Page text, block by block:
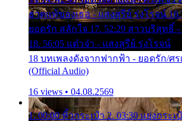
ธาตุแท้ของเธอ - แสงสุรีย์ รุ่งโรจน์
ยอดรัก สลักใจ 17. 52:29 สาวบริสุทธิ์
18. 56:05 แต๋วจ๋า - แสงสุรีย์ รุ่งโรจน์
18 บทเพลงดังจากฟากฟ้า - ยอดรัก/ศ
(Official Audio)
16 views • 04.08.2569
1. 00:00 หิ้วกระเป๋า 2. 03:30 แย่งกระเ